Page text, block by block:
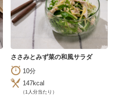
ささみとみず菜の和風サラダ
10分
147kcal
（1人分当たり）